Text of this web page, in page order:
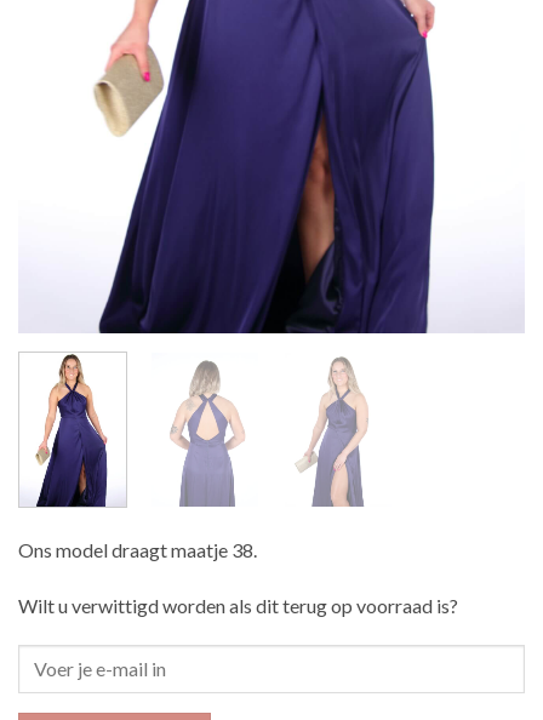
Ons model draagt maatje 38.
Wilt u verwittigd worden als dit terug op voorraad is?